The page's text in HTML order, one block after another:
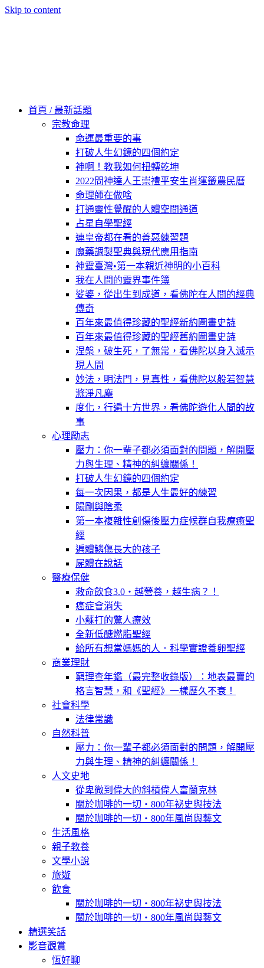
Skip to content
首頁 / 最新話題
宗教命理
命運最重要的事
打破人生幻鏡的四個約定
神啊！教我如何扭轉乾坤
2022問神達人王崇禮平安生肖運籤農民曆
命理師在做啥
打通靈性覺醒的人體空間通道
占星自學聖經
連皇帝都在看的善惡練習題
魔藥調製聖典與現代應用指南
神靈臺灣•第一本親近神明的小百科
我在人間的靈界事件簿
娑婆，從出生到成道，看佛陀在人間的經典
傳奇
百年來最值得珍藏的聖經新約圖畫史詩
百年來最值得珍藏的聖經舊約圖畫史詩
涅槃，破生死，了無常，看佛陀以身入滅示
現人間
妙法，明法門，見真性，看佛陀以般若智慧
滌淨凡塵
度化，行遍十方世界，看佛陀遊化人間的故
事
心理勵志
壓力：你一輩子都必須面對的問題，解開壓
力與生理、精神的糾纏關係！
打破人生幻鏡的四個約定
每一次因果，都是人生最好的練習
陽剛與陰柔
第一本複雜性創傷後壓力症候群自我療癒聖
經
遍體鱗傷長大的孩子
屍體在說話
醫療保健
救命飲食3.0‧越營養，越生病？！
癌症會消失
小蘇打的驚人療效
全新低醣燃脂聖經
給所有想當媽媽的人．科學實證養卵聖經
商業理財
窮理查年鑑（最完整收錄版）：地表最賣的
格言智慧，和《聖經》一樣歷久不衰！
社會科學
法律常識
自然科普
壓力：你一輩子都必須面對的問題，解開壓
力與生理、精神的糾纏關係！
人文史地
從卑微到偉大的斜槓偉人富蘭克林
關於咖啡的一切‧800年祕史與技法
關於咖啡的一切‧800年風尚與藝文
生活風格
親子教養
文學小說
旅遊
飲食
關於咖啡的一切‧800年祕史與技法
關於咖啡的一切‧800年風尚與藝文
精選笑話
影音觀賞
恆好聊